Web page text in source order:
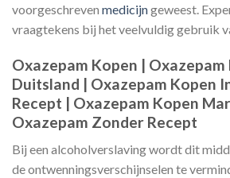
voorgeschreven medicijngeweest.
vraagtekens bij het veelvuldig gebruik
Oxazepam Kopen | Oxazepam
Duitsland | Oxazepam Kopen
Recept | Oxazepam Kopen
Oxazepam Zonder Recept
Bij een alcoholverslaving wordt dit
de ontwenningsverschijnselen te